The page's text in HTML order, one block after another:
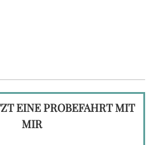
EINE PROBE­FAHRT MIT
MIR